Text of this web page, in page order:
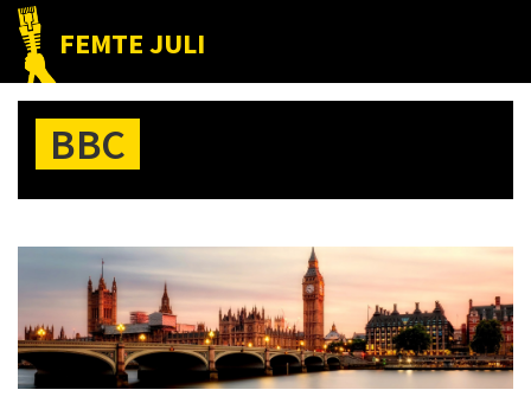
Hoppa
huvudnavigering
Hoppa
huvudinnehåll
Hoppa
det
primära
sidofältet
FEMTE JULI
Nätet
till
folket!BBC